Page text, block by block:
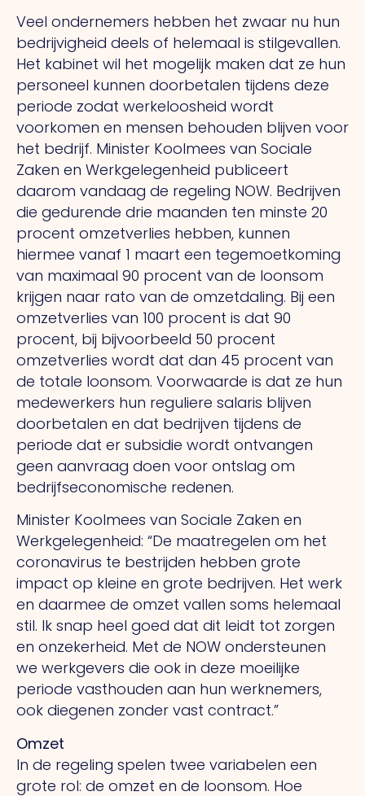
Veel ondernemers hebben het zwaar nu hun
bedrijvigheid deels of helemaal is stilgevallen.
Het kabinet wil het mogelijk maken dat ze hun
personeel kunnen doorbetalen tijdens deze
periode zodat werkeloosheid wordt
voorkomen en mensen behouden blijven voor
het bedrijf. Minister Koolmees van Sociale
Zaken en Werkgelegenheid publiceert
daarom vandaag de regeling NOW. Bedrijven
die gedurende drie maanden ten minste 20
procent omzetverlies hebben, kunnen
hiermee vanaf 1 maart een tegemoetkoming
van maximaal 90 procent van de loonsom
krijgen naar rato van de omzetdaling. Bij een
omzetverlies van 100 procent is dat 90
procent, bij bijvoorbeeld 50 procent
omzetverlies wordt dat dan 45 procent van
de totale loonsom. Voorwaarde is dat ze hun
medewerkers hun reguliere salaris blijven
doorbetalen en dat bedrijven tijdens de
periode dat er subsidie wordt ontvangen
geen aanvraag doen voor ontslag om
bedrijfseconomische redenen.
Minister Koolmees van Sociale Zaken en
Werkgelegenheid: “De maatregelen om het
coronavirus te bestrijden hebben grote
impact op kleine en grote bedrijven. Het werk
en daarmee de omzet vallen soms helemaal
stil. Ik snap heel goed dat dit leidt tot zorgen
en onzekerheid. Met de NOW ondersteunen
we werkgevers die ook in deze moeilijke
periode vasthouden aan hun werknemers,
ook diegenen zonder vast contract.”
Omzet
In de regeling spelen twee variabelen een
grote rol: de omzet en de loonsom. Hoe